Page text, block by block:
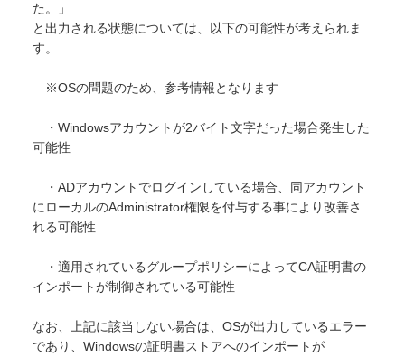
た。」
と出力される状態については、以下の可能性が考えられま
す。
※OSの問題のため、参考情報となります
・Windowsアカウントが2バイト文字だった場合発生した
可能性
・ADアカウントでログインしている場合、同アカウント
にローカルのAdministrator権限を付与する事により改善さ
れる可能性
・適用されているグループポリシーによってCA証明書の
インポートが制御されている可能性
なお、上記に該当しない場合は、OSが出力しているエラー
であり、Windowsの証明書ストアへのインポートが